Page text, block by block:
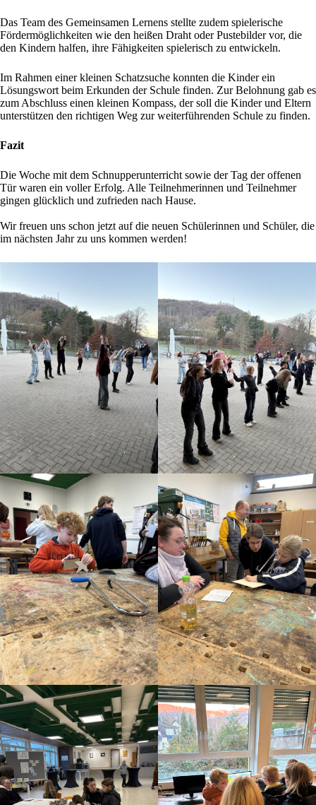
Das Team des Gemeinsamen Lernens stellte zudem spielerische
Fördermöglichkeiten wie den heißen Draht oder Pustebilder vor, die
den Kindern halfen, ihre Fähigkeiten spielerisch zu entwickeln.
Im Rahmen einer kleinen Schatzsuche konnten die Kinder ein
Lösungswort beim Erkunden der Schule finden. Zur Belohnung gab es
zum Abschluss einen kleinen Kompass, der soll die Kinder und Eltern
unterstützen den richtigen Weg zur weiterführenden Schule zu finden.
Fazit
Die Woche mit dem Schnupperunterricht sowie der Tag der offenen
Tür waren ein voller Erfolg. Alle Teilnehmerinnen und Teilnehmer
gingen glücklich und zufrieden nach Hause.
Wir freuen uns schon jetzt auf die neuen Schülerinnen und Schüler, die
im nächsten Jahr zu uns kommen werden!